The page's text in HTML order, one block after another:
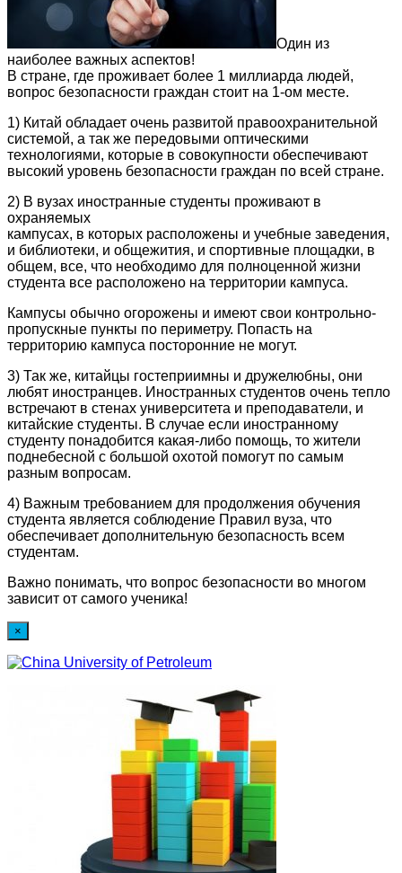
Один из
наиболее важных аспектов!
В стране, где проживает более 1 миллиарда людей,
вопрос безопасности граждан стоит на 1-ом месте.
1) Китай обладает очень развитой правоохранительной
системой, а так же передовыми оптическими
технологиями, которые в совокупности обеспечивают
высокий уровень безопасности граждан по всей стране.
2) В вузах иностранные студенты проживают в
охраняемых
кампусах, в которых расположены и учебные заведения,
и библиотеки, и общежития, и спортивные площадки, в
общем, все, что необходимо для полноценной жизни
студента все расположено на территории кампуса.
Кампусы обычно огорожены и имеют свои контрольно-
пропускные пункты по периметру. Попасть на
территорию кампуса посторонние не могут.
3) Так же, китайцы гостеприимны и дружелюбны, они
любят иностранцев. Иностранных студентов очень тепло
встречают в стенах университета и преподаватели, и
китайские студенты. В случае если иностранному
студенту понадобится какая-либо помощь, то жители
поднебесной с большой охотой помогут по самым
разным вопросам.
4) Важным требованием для продолжения обучения
студента является соблюдение Правил вуза, что
обеспечивает дополнительную безопасность всем
студентам.
Важно понимать, что вопрос безопасности во многом
зависит от самого ученика!
×